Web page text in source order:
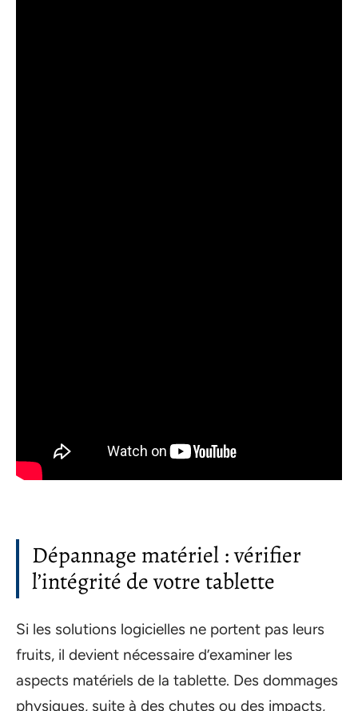
Dépannage matériel : vérifier
l’intégrité de votre tablette
Si les solutions logicielles ne portent pas leurs
fruits, il devient nécessaire d’examiner les
aspects matériels de la tablette. Des dommages
physiques, suite à des chutes ou des impacts,